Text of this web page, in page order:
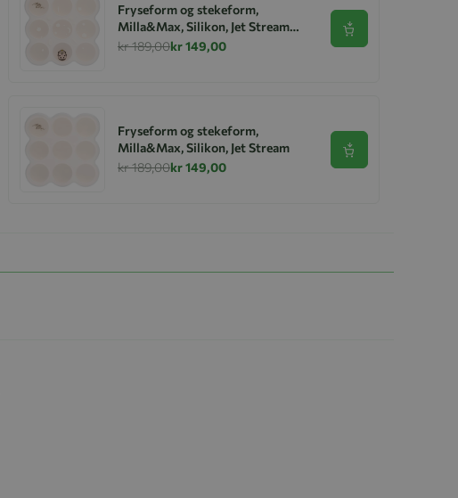
Fryseform og stekeform,
Milla&Max, Silikon, Jet Stream
Pattern
kr 189,00kr 149,00
Se produkt
Fryseform og stekeform,
Milla&Max, Silikon, Jet Stream
kr 189,00kr 149,00
Se produkt